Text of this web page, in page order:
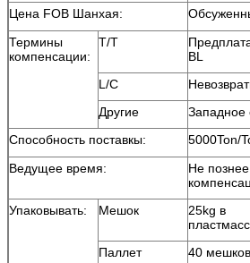
Цена FOB Шанхая:
Термины
компенсации:
T/T
BL
L/C
Другие
Западное
Способность поставкы:
5000Ton/
Ведущее время:
Не
Упаковывать:
Мешок
25kg в
Паллет
40